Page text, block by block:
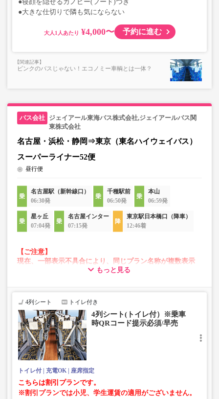
●寝顔を隠せるカノピー(フード)つき
●大きな仕切りで隣も気にならない
大人 ¥4,000〜 予約に進む
ピンクのバスじゃない！エコノミー車輌とは一体？
ジェイアール東海バス株式会社,ジェイアールバス関
東株式会社
名古屋・浜松・静岡⇒東京（東名ハイウェイバス）
スーパーライナー52便
昼行便
名古屋駅（新幹線口）
06:30発
千種駅前
06:50発
本山
06:59発
星ヶ丘
07:04発
名古屋インター
07:15発
東京駅日本橋口（降車）
12:46着
【ご注意】
現在、一部表示不具合により、同じプラン名称が複数表示
される場合がございます。
います。
お手数をおかけいたしますが、エラー表示が出た場合は、
たします。
もっと見る
4列シート トイレ付き
4列シート(トイレ付）※乗車
時QRコード提示必須/早売
トイレ付 充電OK 座席指定
こちらは割引プランです。
※割引プランでは小児、学生運賃の適用がございません。